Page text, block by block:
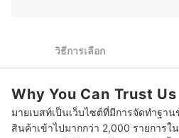
วิธีการเลือก
Why You Can Trust Us
มายเบสท์เป็นเว็บไซต์ที่มีการจัดทำฐา
สินค้าเข้าไปมากกว่า 2,000 รายการใ